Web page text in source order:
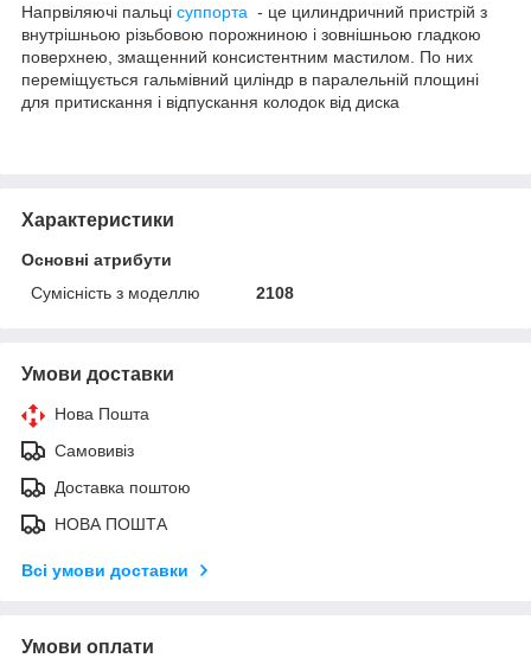
Напрвіляючі пальці суппорта - це цилиндричний пристрій з
внутрішньою різьбовою порожниною і зовнішньою гладкою
поверхнею, змащенний консистентним мастилом. По них
переміщується гальмівний циліндр в паралельній площині
для притискання і відпускання колодок від диска
Характеристики
Основні атрибути
Сумісність з моделлю
2108
Умови доставки
Нова Пошта
Самовивіз
Доставка поштою
НОВА ПОШТА
Всі умови доставки
Умови оплати